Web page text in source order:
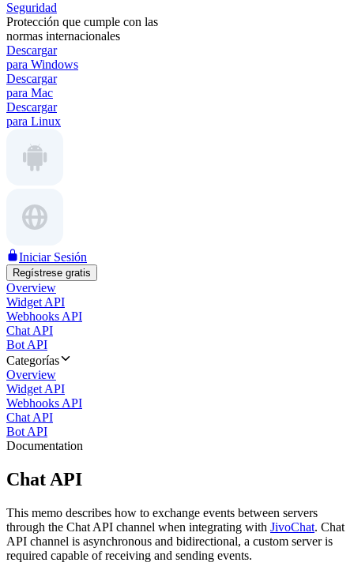
Seguridad
Protección que cumple con las
normas internacionales
Descargar
para Windows
Descargar
para Mac
Descargar
para Linux
Iniciar Sesión
Regístrese gratis
Overview
Widget API
Webhooks API
Chat API
Bot API
Categorías
Overview
Widget API
Webhooks API
Chat API
Bot API
Documentation
Chat API
This memo describes how to exchange events between servers
through the Chat API channel when integrating with JivoChat. Chat
API channel is asynchronous and bidirectional, a custom server is
required capable of receiving and sending events.